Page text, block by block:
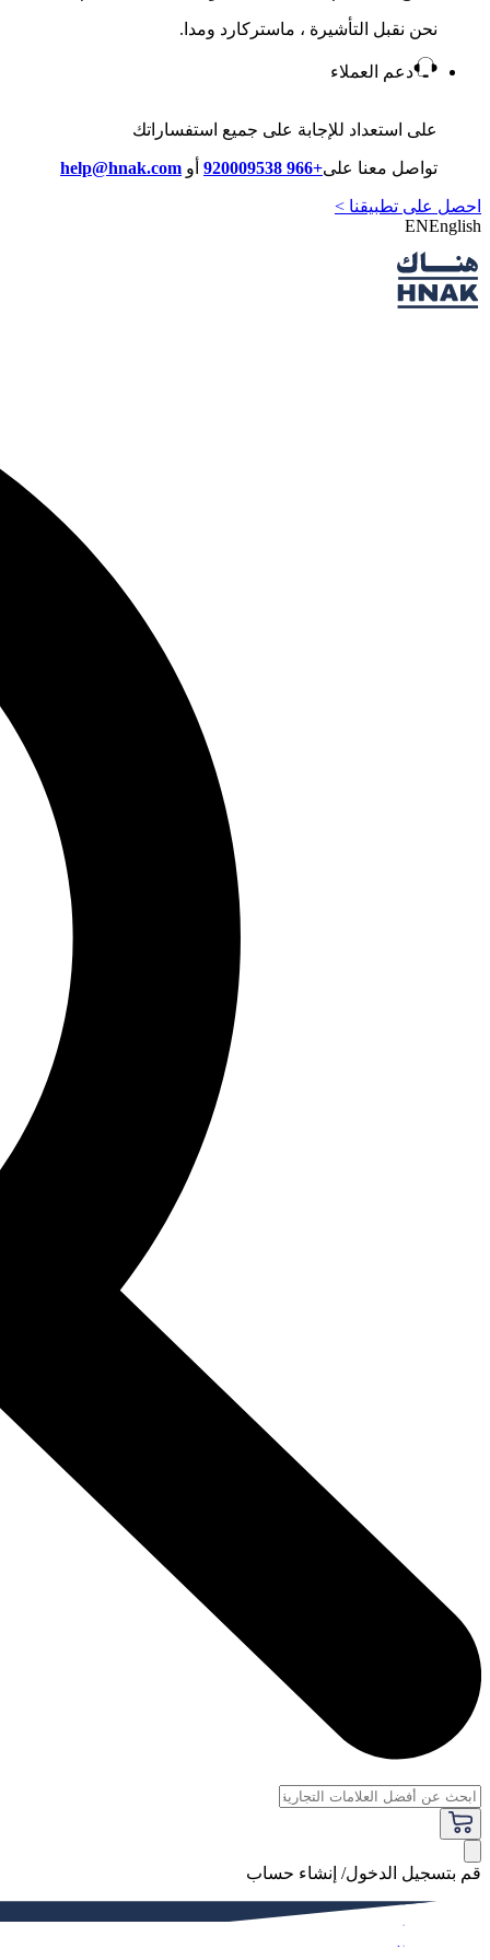
نحن نقبل التأشيرة ، ماستركارد ومدا.
دعم العملاء
على استعداد للإجابة على جميع استفساراتك
تواصل معنا على+966 920009538 أو help@hnak.com
احصل على تطبيقنا >
ENEnglish
قم بتسجيل الدخول/ إنشاء حساب
فاخر
النساء
الرجال